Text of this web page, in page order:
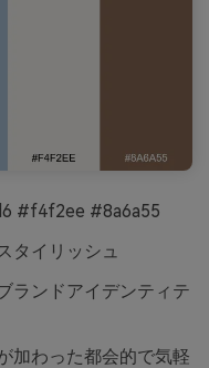
#f4f2ee #8a6a55
タイリッシュ
ランドアイデンティテ
加わった都会的で気軽